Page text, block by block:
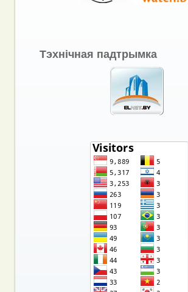
Тэхнічная падтрымка